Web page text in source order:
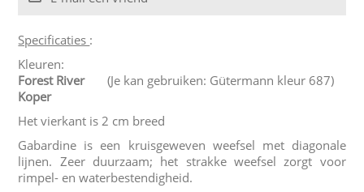
Specificaties :
Kleuren:
Forest River(Je kan gebruiken: Gütermann kleur 687)
Koper
Het vierkant is 2 cm breed
Gabardine is een kruisgeweven weefsel met diagonale
lijnen. Zeer duurzaam; het strakke weefsel zorgt voor
rimpel- en waterbestendigheid.